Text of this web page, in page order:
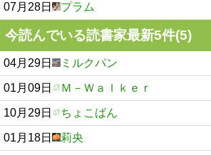
07月28日 プラム
今読んでいる読書家最新5件(5)
04月29日 ミルクパン
01月09日 Ｍ－Ｗａｌｋｅｒ
10月29日 ちょこばん
01月18日 莉央